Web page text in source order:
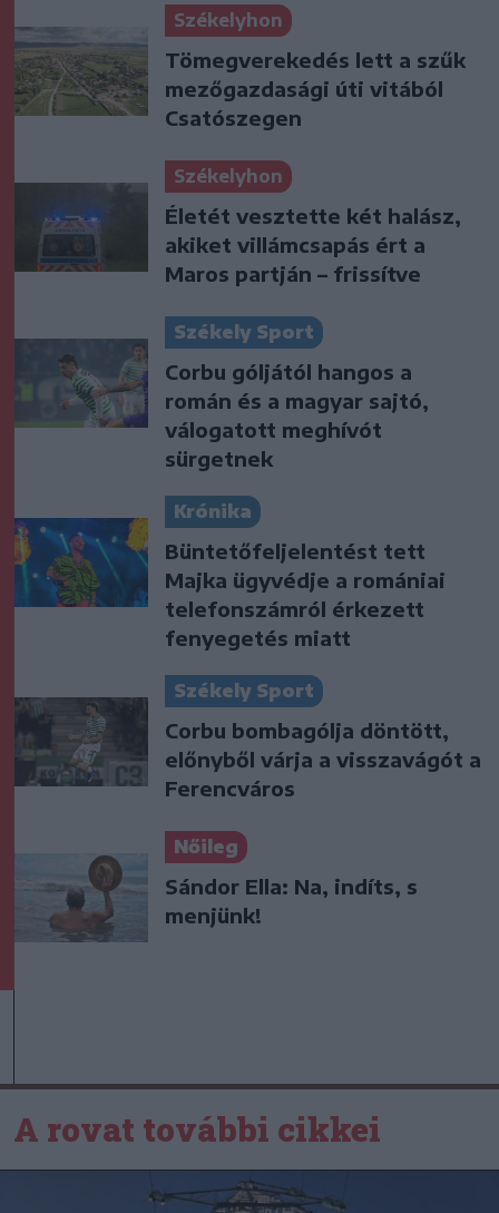
Székelyhon
Tömegverekedés lett a szűk
mezőgazdasági úti vitából
Csatószegen
Székelyhon
Életét vesztette két halász,
akiket villámcsapás ért a
Maros partján – frissítve
Székely Sport
Corbu góljától hangos a
román és a magyar sajtó,
válogatott meghívót
sürgetnek
Krónika
Büntetőfeljelentést tett
Majka ügyvédje a romániai
telefonszámról érkezett
fenyegetés miatt
Székely Sport
Corbu bombagólja döntött,
előnyből várja a visszavágót a
Ferencváros
Nőileg
Sándor Ella: Na, indíts, s
menjünk!
A rovat további cikkei